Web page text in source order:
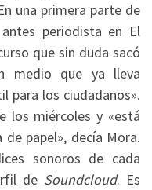
una primera parte de
periodista en El
que sin duda sacó
medio que ya lleva
para los ciudadanos».
los miércoles y «está
papel», decía Mora.
sonoros de cada
de Soundcloud. Es